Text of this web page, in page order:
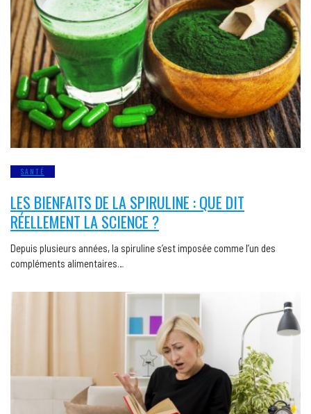
SANTÉ
LES BIENFAITS DE LA SPIRULINE : QUE DIT
RÉELLEMENT LA SCIENCE ?
Depuis plusieurs années, la spiruline s’est imposée comme l’un des
compléments alimentaires…